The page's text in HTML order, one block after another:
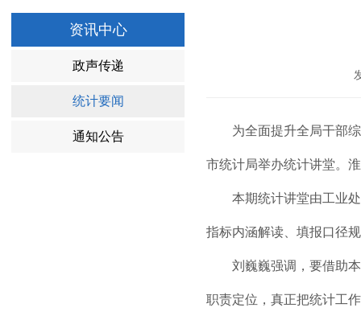
资讯中心
政声传递
统计要闻
通知公告 为全面提升全局干部综
市统计局举办统计讲堂。
本期统计讲堂由工业处
指标内涵解读、填报口径
刘巍巍强调，要借助本
职责定位，真正把统计工